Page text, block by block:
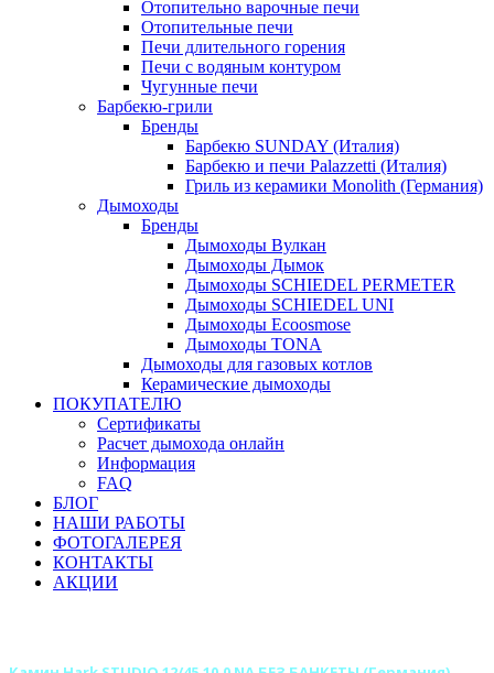
Отопительно варочные печи
Отопительные печи
Печи длительного горения
Печи с водяным контуром
Чугунные печи
Барбекю-грили
Бренды
Барбекю SUNDAY (Италия)
Барбекю и печи Palazzetti (Италия)
Гриль из керамики Monolith (Германия)
Дымоходы
Бренды
Дымоходы Вулкан
Дымоходы Дымок
Дымоходы SCHIEDEL PERMETER
Дымоходы SCHIEDEL UNI
Дымоходы Ecoosmose
Дымоходы TONA
Дымоходы для газовых котлов
Керамические дымоходы
ПОКУПАТЕЛЮ
Сертификаты
Расчет дымохода онлайн
Информация
FAQ
БЛОГ
НАШИ РАБОТЫ
ФОТОГАЛЕРЕЯ
КОНТАКТЫ
АКЦИИ